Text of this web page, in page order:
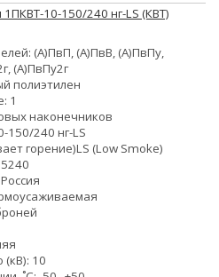
10-150/240 нг-LS (КВТ)
(А)ПвП, (А)ПвВ, (А)ПвПу,
(А)ПвПу2г
полиэтилен
1
наконечников
240 нг-LS
горение)LS (Low Smoke)
240
10